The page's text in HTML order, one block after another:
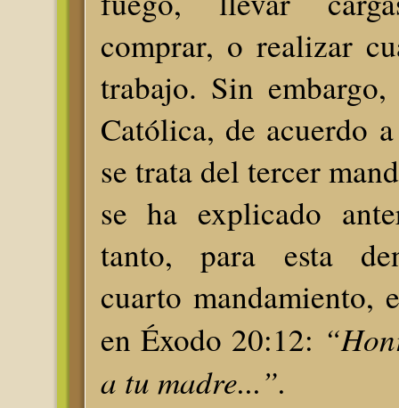
comprar, o realizar
trabajo. Sin
Católica, de acuerdo
se trata del tercer
se ha explicado
tanto, para esta
cuarto mandamiento,
en Éxodo 20:12:
a tu madre...”.